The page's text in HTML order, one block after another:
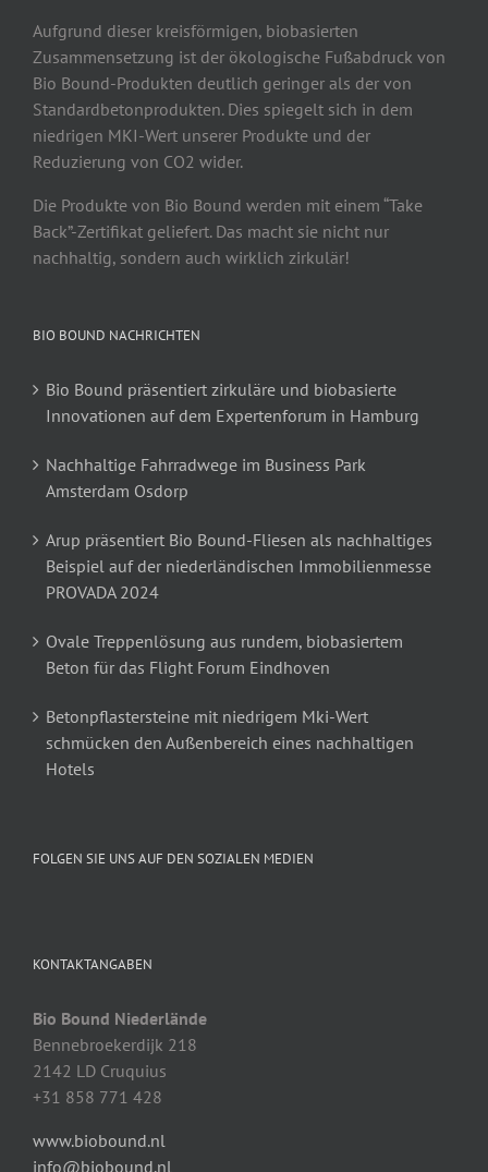
Aufgrund dieser kreisförmigen, biobasierten
Zusammensetzung ist der ökologische Fußabdruck von
Bio Bound-Produkten deutlich geringer als der von
Standardbetonprodukten. Dies spiegelt sich in dem
niedrigen MKI-Wert unserer Produkte und der
Reduzierung von CO2 wider.
Die Produkte von Bio Bound werden mit einem “Take
Back”-Zertifikat geliefert. Das macht sie nicht nur
nachhaltig, sondern auch wirklich zirkulär!
BIO BOUND NACHRICHTEN
Bio Bound präsentiert zirkuläre und biobasierte
Innovationen auf dem Expertenforum in Hamburg
Nachhaltige Fahrradwege im Business Park
Amsterdam Osdorp
Arup präsentiert Bio Bound-Fliesen als nachhaltiges
Beispiel auf der niederländischen Immobilienmesse
PROVADA 2024
Ovale Treppenlösung aus rundem, biobasiertem
Beton für das Flight Forum Eindhoven
Betonpflastersteine mit niedrigem Mki-Wert
schmücken den Außenbereich eines nachhaltigen
Hotels
FOLGEN SIE UNS AUF DEN SOZIALEN MEDIEN
KONTAKTANGABEN
Bio Bound Niederlände
Bennebroekerdijk 218
2142 LD Cruquius
+31 858 771 428
www.biobound.nl
info@biobound.nl